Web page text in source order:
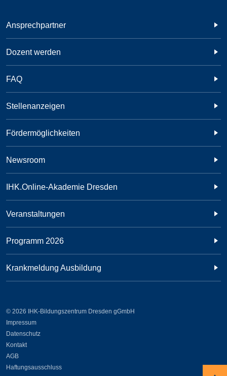
Ansprechpartner
Dozent werden
FAQ
Stellenanzeigen
Fördermöglichkeiten
Newsroom
IHK.Online-Akademie Dresden
Veranstaltungen
Programm 2026
Krankmeldung Ausbildung
© 2026 IHK-Bildungszentrum Dresden gGmbH
Impressum
Datenschutz
Kontakt
AGB
Haftungsausschluss